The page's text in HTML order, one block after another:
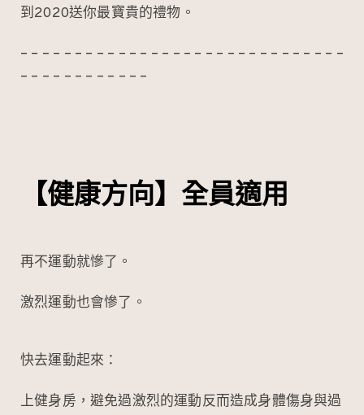
到2020送你最寶貴的禮物。
– – – – – – – – – – – – – – – – – – – – – – – – – – – – – –
– – – – – – – – – – – –
【健康方向】全員適用
再不運動就慘了。
激烈運動也會慘了。
快去運動起來：
上健身房，避免過激烈的運動反而造成身體傷身與過